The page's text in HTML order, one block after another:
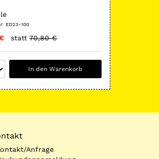
ED23-100
statt 70,80 €
In den Warenkorb
Anfrage